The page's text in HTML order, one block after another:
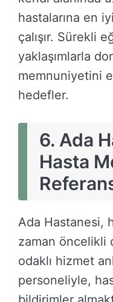
hastalarına en
çalışır. Sürekli
yaklaşımlarla
memnuniyetini
hedefler.
6. Ada
Hasta
Ada Hastanesi,
zaman öncelikli
odaklı hizmet
personeliyle,